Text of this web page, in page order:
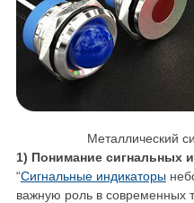
Металлический
1) Понимание сигнальных
“Сигнальные индикаторы
важную роль в современных